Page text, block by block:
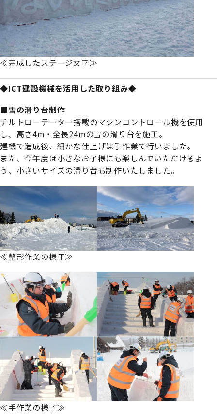
≪完成したステージ文字≫
◆ICT建設機械を活用した取り組み◆
■雪の滑り台制作
チルトローテーター搭載のマシンコントロール機を使用
し、高さ4m・全長24mの雪の滑り台を施工。
建機で造成後、細かな仕上げは手作業で行いました。
また、今年度は小さなお子様にも楽しんでいただけるよ
う、小さいサイズの滑り台も制作いたしました。
≪整形作業の様子≫
≪手作業の様子≫